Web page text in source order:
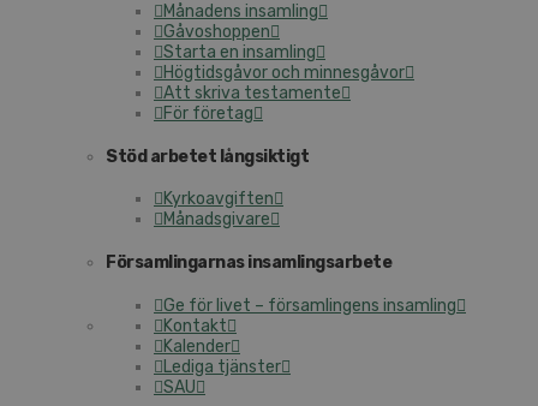
Månadens insamling
Gåvoshoppen
Starta en insamling
Högtidsgåvor och minnesgåvor
Att skriva testamente
För företag
Stöd arbetet långsiktigt
Kyrkoavgiften
Månadsgivare
Församlingarnas insamlingsarbete
Ge för livet – församlingens insamling
Kontakt
Kalender
Lediga tjänster
SAU